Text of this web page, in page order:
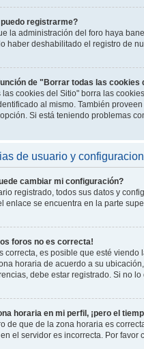
puedo registrarme?
la administración del foro haya
haber deshabilitado el registro de
de "Borrar todas las cookies
las cookies del Sitio" borra las
al mismo. También
Si está teniendo problemas
de usuario y
cambiar mi configuración?
registrado, todos sus datos y
enlace se encuentra en la parte
foros no es correcta!
correcta, es posible que esté
horaria de acuerdo a su
debe estar registrado. Si no
horaria en mi perfil, ¡pero el
de que de la zona horaria es
el servidor es incorrecta. Por favor